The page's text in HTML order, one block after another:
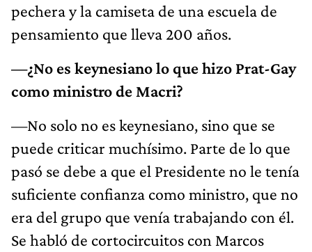
pechera y la camiseta de una escuela de
pensamiento que lleva 200 años.
—¿No es keynesiano lo que hizo Prat-Gay
como ministro de Macri?
—No solo no es keynesiano, sino que se
puede criticar muchísimo. Parte de lo que
pasó se debe a que el Presidente no le tenía
suficiente confianza como ministro, que no
era del grupo que venía trabajando con él.
Se habló de cortocircuitos con Marcos